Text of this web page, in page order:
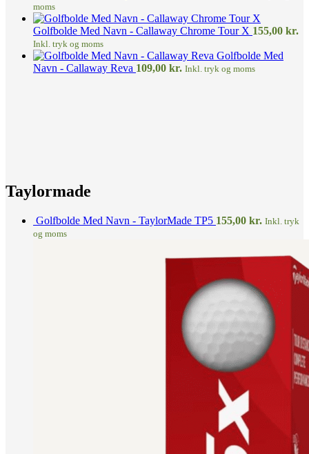
moms
Golfbolde Med Navn - Callaway Chrome Tour X 155,00 kr.
Inkl. tryk og moms
Golfbolde Med
Navn - Callaway Reva 109,00 kr. Inkl. tryk og moms
Taylormade
Golfbolde Med Navn - TaylorMade TP5 155,00 kr. Inkl. tryk
og moms